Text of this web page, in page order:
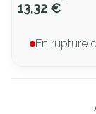
13,32 €
En rupture